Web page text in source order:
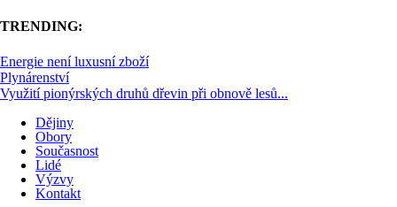
TRENDING:
Energie není luxusní zboží
Plynárenství
Využití pionýrských druhů dřevin při obnově lesů...
Dějiny
Obory
Současnost
Lidé
Výzvy
Kontakt